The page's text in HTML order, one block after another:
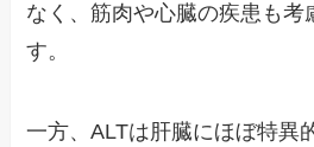
なく、筋肉や心臓の疾患も考
す。
一方、ALTは肝臓にほぼ特異